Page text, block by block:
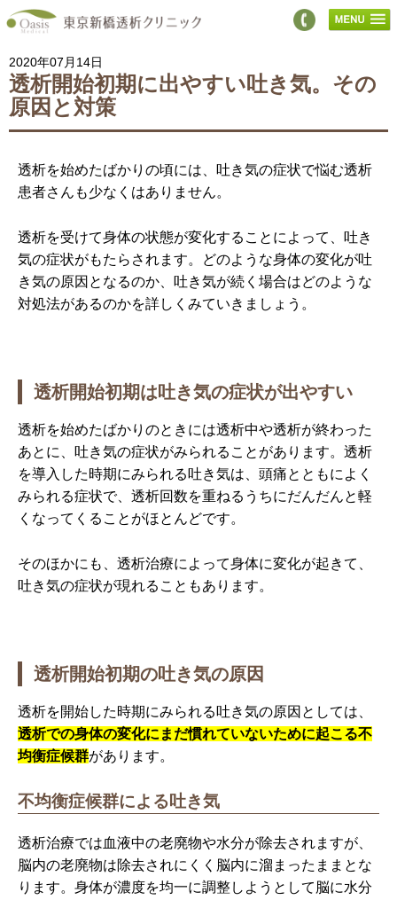
2020年07月14日
透析開始初期に出やすい吐き気。その
原因と対策
透析を始めたばかりの頃には、吐き気の症状で悩む透析
患者さんも少なくはありません。
透析を受けて身体の状態が変化することによって、吐き
気の症状がもたらされます。どのような身体の変化が吐
き気の原因となるのか、吐き気が続く場合はどのような
対処法があるのかを詳しくみていきましょう。
透析開始初期は吐き気の症状が出やすい
透析を始めたばかりのときには透析中や透析が終わった
あとに、吐き気の症状がみられることがあります。透析
を導入した時期にみられる吐き気は、頭痛とともによく
みられる症状で、透析回数を重ねるうちにだんだんと軽
くなってくることがほとんどです。
そのほかにも、透析治療によって身体に変化が起きて、
吐き気の症状が現れることもあります。
透析開始初期の吐き気の原因
透析を開始した時期にみられる吐き気の原因としては、
透析での身体の変化にまだ慣れていないために起こる不
均衡症候群があります。
不均衡症候群による吐き気
透析治療では血液中の老廃物や水分が除去されますが、
脳内の老廃物は除去されにくく脳内に溜まったままとな
ります。身体が濃度を均一に調整しようとして脳に水分